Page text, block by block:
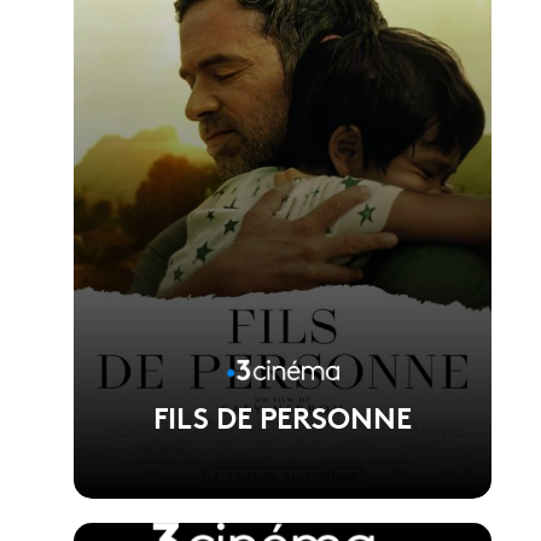
Réalisé par Phuong Mai Nguyen
FILS DE PERSONNE